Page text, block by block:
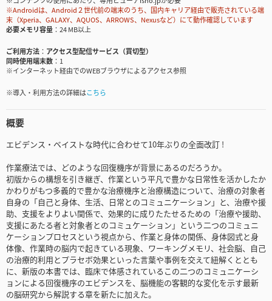
※Androidは、Android２世代前の端末のうち、国内キャリア経由で販売されている端
末（Xperia、GALAXY、AQUOS、ARROWS、Nexusなど）にて動作確認しています
必要メモリ容量
24 MB以上
ご利用方法
アクセス型配信サービス（買切型）
同時使用端末数
1
※インターネット経由でのWEBブラウザによるアクセス参照
※導入・利用方法の詳細はこちら
概要
エビデンス・ベイストな時代に合わせて10年ぶりの全面改訂 !
作業療法では、どのような回復機序が背景にあるのだろうか。
初版からの構想を引き継ぎ、作業という平凡で豊かな日常性を活かしたか
かわりがもつ多義的で豊かな治療機序と治療構造について、治療の対象者
自身の「自己と身体、生活、日常とのコミュニケーション」と、治療や援
助、支援をよりよい関係で、効果的に成りたたせるための「治療や援助、
支援にあたる者と対象者とのコミュケーション」という二つのコミュニ
ケーションプロセスという視点から、作業と身体の関係、身体図式と身
体像、作業時の脳内で起きている現象、ワーキングメモリ、社会脳、自己
の治療的利用とプラセボ効果といった言葉や事例を交えて紐解くととも
に、新版の本書では、臨床で体感されているこの二つのコミュニケーシ
ョンによる回復機序のエビデンスを、脳機能の客観的な変化を示す最新
の脳研究から解説する章を新たに加えた。